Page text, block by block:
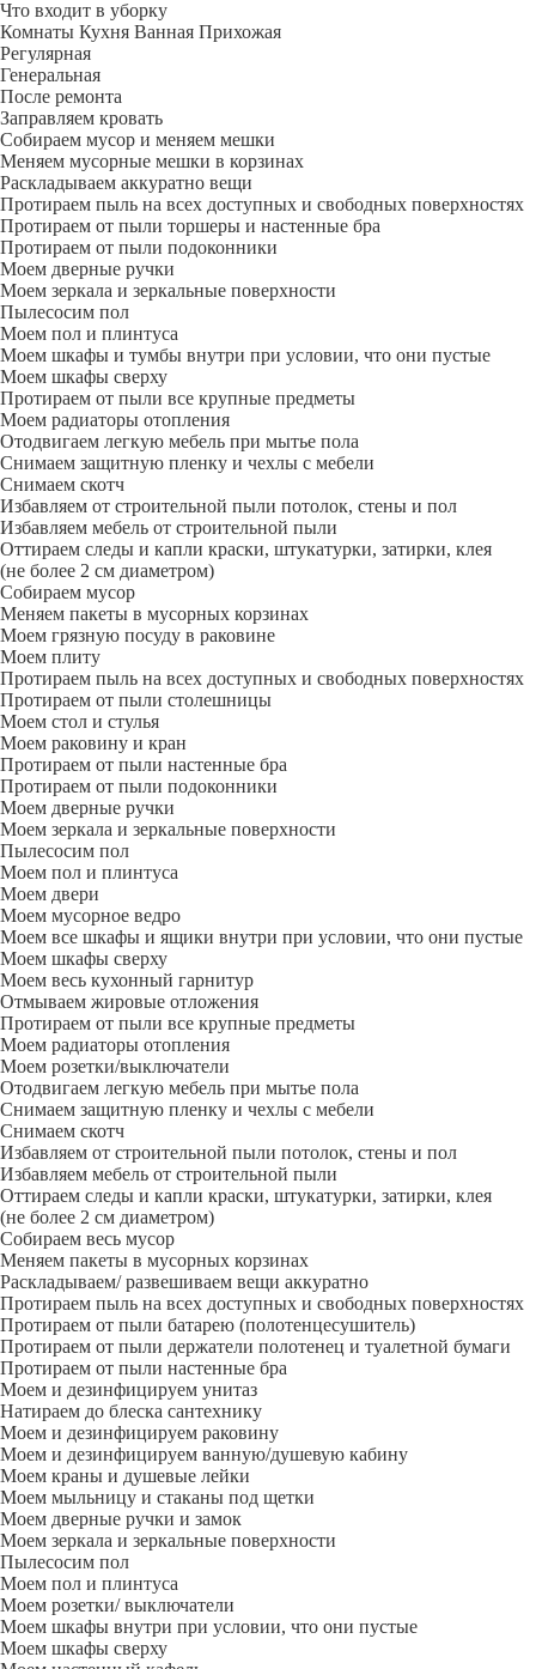
Что входит в уборку
Регу­лярная
Гене­ральная
После ремонта
Заправляем кровать
Собираем мусор и меняем мешки
Меняем мусорные мешки в корзинах
Раскладываем аккуратно вещи
Протираем пыль на всех доступных и свободных поверхностях
Протираем от пыли торшеры и настенные бра
Протираем от пыли подоконники
Моем дверные ручки
Моем зеркала и зеркальные поверхности
Пылесосим пол
Моем пол и плинтуса
Моем шкафы и тумбы внутри при условии, что они пустые
Моем шкафы сверху
Протираем от пыли все крупные предметы
Моем радиаторы отопления
Отодвигаем легкую мебель при мытье пола
Снимаем защитную пленку и чехлы с мебели
Снимаем скотч
Избавляем от строительной пыли потолок, стены и пол
Избавляем мебель от строительной пыли
Оттираем следы и капли краски, штукатурки, затирки, клея
(не более 2 см диаметром)
Собираем мусор
Меняем пакеты в мусорных корзинах
Моем грязную посуду в раковине
Моем плиту
Протираем пыль на всех доступных и свободных поверхностях
Протираем от пыли столешницы
Моем стол и стулья
Моем раковину и кран
Протираем от пыли настенные бра
Протираем от пыли подоконники
Моем дверные ручки
Моем зеркала и зеркальные поверхности
Пылесосим пол
Моем пол и плинтуса
Моем двери
Моем мусорное ведро
Моем все шкафы и ящики внутри при условии, что они пустые
Моем шкафы сверху
Моем весь кухонный гарнитур
Отмываем жировые отложения
Протираем от пыли все крупные предметы
Моем радиаторы отопления
Моем розетки/выключатели
Отодвигаем легкую мебель при мытье пола
Снимаем защитную пленку и чехлы с мебели
Снимаем скотч
Избавляем от строительной пыли потолок, стены и пол
Избавляем мебель от строительной пыли
Оттираем следы и капли краски, штукатурки, затирки, клея
(не более 2 см диаметром)
Собираем весь мусор
Меняем пакеты в мусорных корзинах
Раскладываем/ развешиваем вещи аккуратно
Протираем пыль на всех доступных и свободных поверхностях
Протираем от пыли батарею (полотенцесушитель)
Протираем от пыли держатели полотенец и туалетной бумаги
Протираем от пыли настенные бра
Моем и дезинфицируем унитаз
Натираем до блеска сантехнику
Моем и дезинфицируем раковину
Моем и дезинфицируем ванную/душевую кабину
Моем краны и душевые лейки
Моем мыльницу и стаканы под щетки
Моем дверные ручки и замок
Моем зеркала и зеркальные поверхности
Пылесосим пол
Моем пол и плинтуса
Моем розетки/ выключатели
Моем шкафы внутри при условии, что они пустые
Моем шкафы сверху